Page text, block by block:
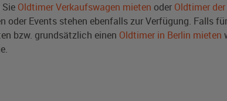
Oldtimer Verkaufswagen mieten oder Oldtimer
oder Events stehen ebenfalls zur Verfügung. Falls
bzw. grundsätzlich einen Oldtimer in Berlin mieten